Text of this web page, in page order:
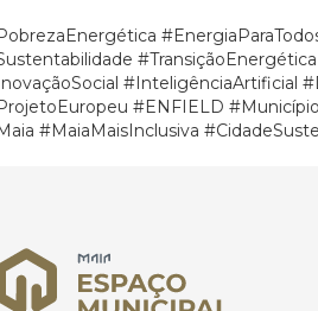
#TransiçãoEnergética
#InteligênciaArtificial
#ENFIELD
#MaiaMaisInclusiva